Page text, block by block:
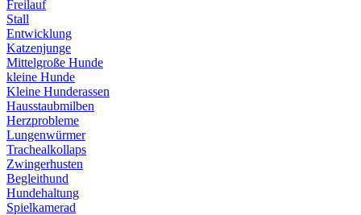
Freilauf
Stall
Entwicklung
Katzenjunge
Mittelgroße Hunde
kleine Hunde
Kleine Hunderassen
Hausstaubmilben
Herzprobleme
Lungenwürmer
Trachealkollaps
Zwingerhusten
Begleithund
Hundehaltung
Spielkamerad